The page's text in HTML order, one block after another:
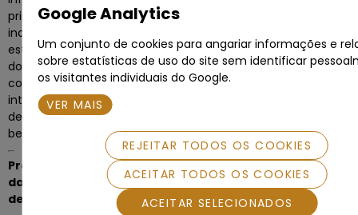
Google Analytics
Um conjunto de cookies para angariar informações e
sobre estatísticas de uso do site sem identificar
os visitantes individuais do Google.
VER MAIS
REJEITAR TODOS OS COOKIES
ACEITAR TODOS OS COOKIES
ACEITAR SELECIONADOS
primária,
incluindo
estatísticas
do
comércio
internacional
de
bens.
Próximos
dados
detalhados